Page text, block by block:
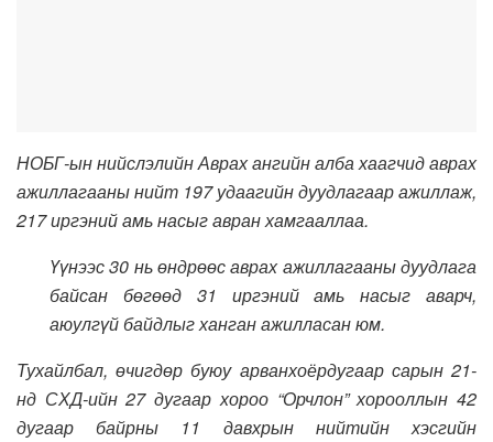
НОБГ-ын нийслэлийн Аврах ангийн алба хаагчид аврах
ажиллагааны нийт 197 удаагийн дуудлагаар ажиллаж,
217 иргэний амь насыг авран хамгааллаа.
Үүнээс 30 нь өндрөөс аврах ажиллагааны дуудлага
байсан бөгөөд 31 иргэний амь насыг аварч,
аюулгүй байдлыг ханган ажилласан юм.
Тухайлбал, өчигдөр буюу арванхоёрдугаар сарын 21-
нд СХД-ийн 27 дугаар хороо “Орчлон” хорооллын 42
дугаар байрны 11 давхрын нийтийн хэсгийн